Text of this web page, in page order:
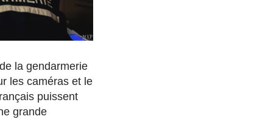
la gendarmerie
les caméras et le
puissent
grande